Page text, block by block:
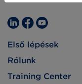
Első lépések
Rólunk
Training Center